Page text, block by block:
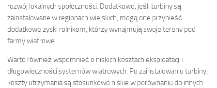
rozwój lokalnych społeczności. Dodatkowo, jeśli turbiny są
zainstalowane w regionach wiejskich, mogą one przynieść
dodatkowe zyski rolnikom, którzy wynajmują swoje tereny pod
farmy wiatrowe.
Warto również wspomnieć o niskich kosztach eksploatacji i
długowieczności systemów wiatrowych. Po zainstalowaniu turbiny,
koszty utrzymania są stosunkowo niskie w porównaniu do innych